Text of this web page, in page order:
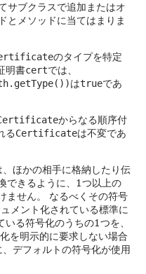
サブクラスで追加またはオ
とメソッドに当てはまりま
のタイプを特定
明書certでは、
はtrueであ
からなる順序付
るCertificateは不変であ
、ほかの相手に格納したり伝
できるように、1つ以上の
せん。
なるべくその符号
メント化されている標準に
いる符号化のうちの1つを、
を明示的に要求しない場合
、デフォルトの符号化が使用